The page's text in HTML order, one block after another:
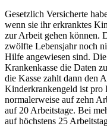
Gesetzlich Versicherte
wenn sie ihr erkranktes
zur Arbeit gehen können.
zwölfte Lebensjahr noch
Hilfe angewiesen sind.
Krankenkasse die Daten
die Kasse zahlt dann den
Kinderkrankengeld ist
normalerweise auf zehn
auf 20 Arbeitstage. Bei
auf höchstens 25